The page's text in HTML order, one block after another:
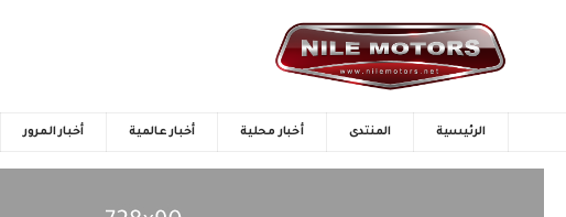
الرئيسية المنتدى أخبار محلية أخبار عالمية أخبار المرور